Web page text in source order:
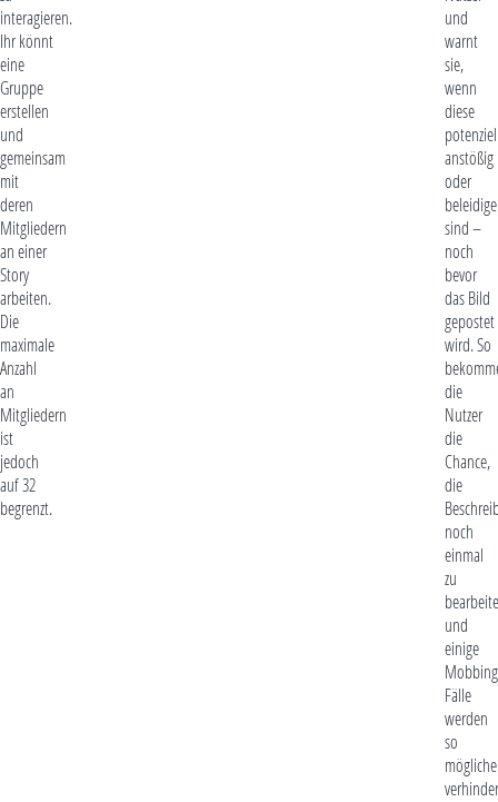
interagieren.
Ihr könnt
eine
Gruppe
erstellen
und
gemeinsam
mit
deren
Mitgliedern
an einer
Story
arbeiten.
Die
maximale
Anzahl
an
Mitgliedern
ist
jedoch
auf 32
begrenzt.
und
warnt
sie,
wenn
diese
anstößig
oder
sind –
noch
bevor
das Bild
gepostet
wird. So
die
Nutzer
die
Chance,
die
noch
einmal
zu
und
einige
Fälle
werden
so